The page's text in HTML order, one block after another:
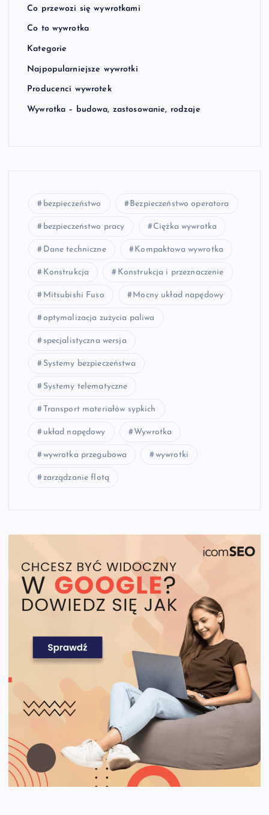
Co przewozi się wywrotkami
Co to wywrotka
Kategorie
Najpopularniejsze wywrotki
Producenci wywrotek
Wywrotka – budowa, zastosowanie, rodzaje
bezpieczeństwo Bezpieczeństwo operatora
bezpieczeństwo pracy Ciężka wywrotka
Dane techniczne Kompaktowa wywrotka
Konstrukcja Konstrukcja i przeznaczenie
Mitsubishi Fuso Mocny układ napędowy
optymalizacja zużycia paliwa
specjalistyczna wersja
Systemy bezpieczeństwa
Systemy telematyczne
Transport materiałów sypkich
układ napędowy Wywrotka
wywrotka przegubowa wywrotki
zarządzanie flotą